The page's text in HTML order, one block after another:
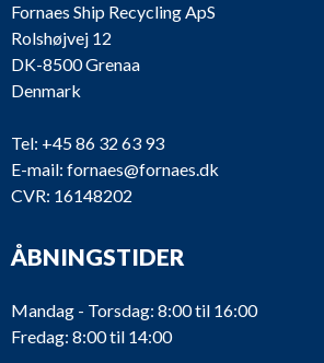
Fornaes Ship Recycling ApS
Rolshøjvej 12
DK-8500 Grenaa
Denmark
Tel: +45 86 32 63 93
E-mail: fornaes@fornaes.dk
CVR: 16148202
ÅBNINGSTIDER
Mandag - Torsdag: 8:00 til 16:00
Fredag: 8:00 til 14:00